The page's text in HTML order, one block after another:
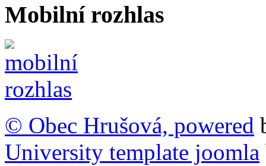
Mobilní rozhlas
© Obec Hrušová, powered
University template joomla